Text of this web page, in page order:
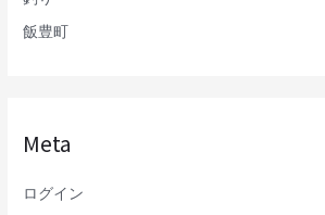
飯豊町
Meta
ログイン